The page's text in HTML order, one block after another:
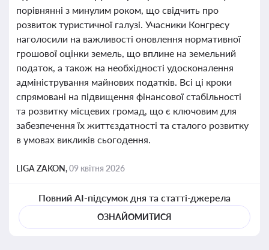
порівнянні з минулим роком, що свідчить про
розвиток туристичної галузі. Учасники Конгресу
наголосили на важливості оновлення нормативної
грошової оцінки земель, що вплине на земельний
податок, а також на необхідності удосконалення
адміністрування майнових податків. Всі ці кроки
спрямовані на підвищення фінансової стабільності
та розвитку місцевих громад, що є ключовим для
забезпечення їх життєздатності та сталого розвитку
в умовах викликів сьогодення.
LIGA ZAKON,09 квітня 2026
Повний AI-підсумок дня та статті-джерела
ОЗНАЙОМИТИСЯ